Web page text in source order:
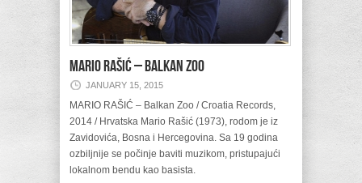
MARIO RAŠIĆ – Balkan Zoo
JANUARY 15, 2015
MARIO RAŠIĆ – Balkan Zoo / Croatia Records,
2014 / Hrvatska Mario Rašić (1973), rodom je iz
Zavidovića, Bosna i Hercegovina. Sa 19 godina
ozbiljnije se počinje baviti muzikom, pristupajući
lokalnom bendu kao basista.